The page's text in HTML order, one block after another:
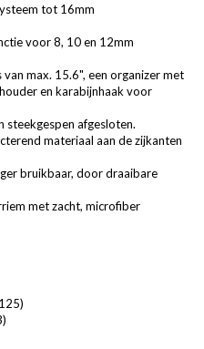
tot 16mm
voor 8, 10 en 12mm
max. 15.6", een organizer met
en karabijnhaak voor
afgesloten.
materiaal aan de zijkanten
bruikbaar, door draaibare
met zacht, microfiber
)
)